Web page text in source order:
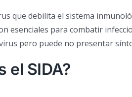
que debilita el sistema
esenciales para combatir
pero puede no presentar
el SIDA?